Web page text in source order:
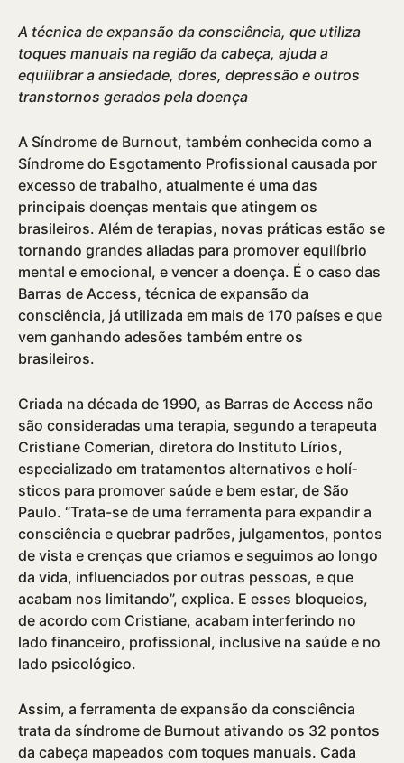
A técnica de expansão da consciência, que utiliza
toques manuais na região da cabeça, ajuda a
equilibrar a ansiedade, dores, depressão e outros
transtornos gerados pela doença
A Sí­ndrome de Burnout, também conhecida como a
Sí­ndrome do Esgotamento Profissional causada por
excesso de trabalho, atualmente é uma das
principais doenças mentais que atingem os
brasileiros. Além de terapias, novas práticas estão se
tornando grandes aliadas para promover equilí­brio
mental e emocional, e vencer a doença. É o caso das
Barras de Access, técnica de expansão da
consciência, já utilizada em mais de 170 paí­ses e que
vem ganhando adesões também entre os
brasileiros.
Criada na década de 1990, as Barras de Access não
são consideradas uma terapia, segundo a terapeuta
Cristiane Comerian, diretora do Instituto Lí­rios,
especializado em tratamentos alternativos e holí­
sticos para promover saúde e bem estar, de São
Paulo. “Trata-se de uma ferramenta para expandir a
consciência e quebrar padrões, julgamentos, pontos
de vista e crenças que criamos e seguimos ao longo
da vida, influenciados por outras pessoas, e que
acabam nos limitando”, explica. E esses bloqueios,
de acordo com Cristiane, acabam interferindo no
lado financeiro, profissional, inclusive na saúde e no
lado psicológico.
Assim, a ferramenta de expansão da consciência
trata da sí­ndrome de Burnout ativando os 32 pontos
da cabeça mapeados com toques manuais. Cada